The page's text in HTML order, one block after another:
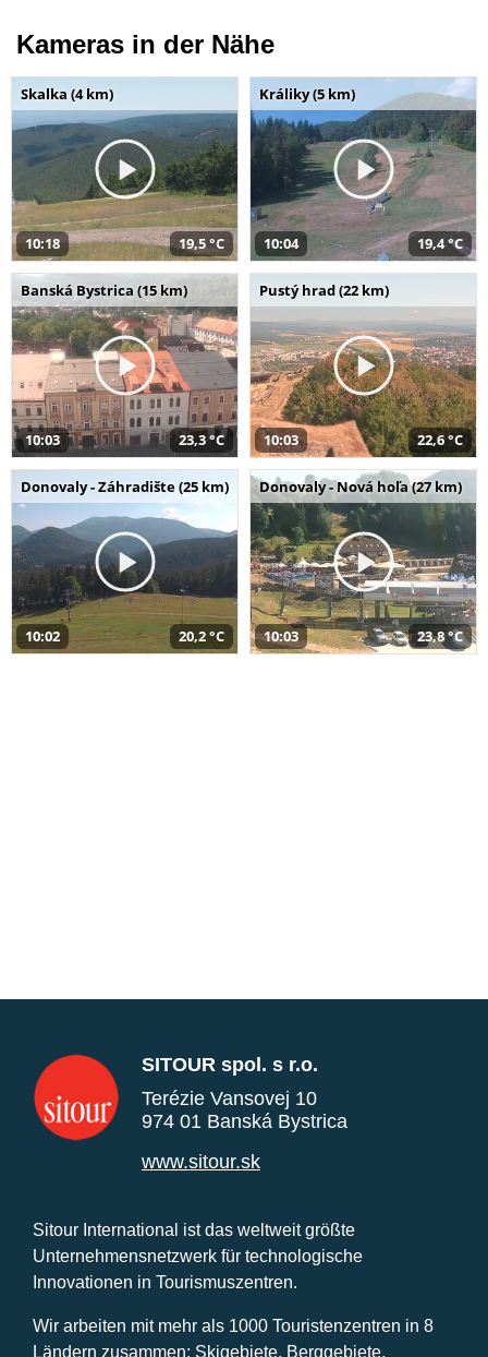
Kameras in der Nähe
Skalka (4 km)
10:18 19,5 °C
Králiky (5 km)
10:04 19,4 °C
Banská Bystrica (15 km)
10:03 23,3 °C
Pustý hrad (22 km)
10:03 22,6 °C
Donovaly - Záhradište (25 km)
10:02 20,2 °C
Donovaly - Nová hoľa (27 km)
10:03 23,8 °C
SITOUR spol. s r.o.
Terézie Vansovej 10
974 01 Banská Bystrica
www.sitour.sk
Sitour International ist das weltweit größte
Unternehmensnetzwerk für technologische
Innovationen in Tourismuszentren.
Wir arbeiten mit mehr als 1000 Touristenzentren in 8
Ländern zusammen: Skigebiete, Berggebiete,